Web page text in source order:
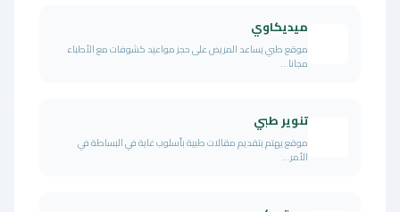
ميديكاوي
موقع طبي يساعد المريض على حجز مواعيد كشوفات مع الأطباء
مجانا...
تنوير طبي
موقع يهتم بتقديم مقالات طبية بأسلوب غاية في البساطة في
الأمر...